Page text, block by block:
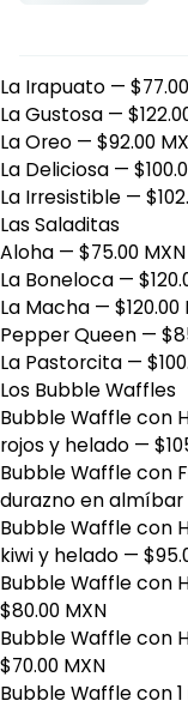
La Irapuato —
La Gustosa —
La Oreo — $92.00
La Deliciosa —
La Irresistible —
Las Saladitas
Aloha — $75.00 MXN
La Boneloca —
La Macha — $120.00
Pepper Queen —
La Pastorcita —
Los Bubble Waffles
Bubble Waffle con
rojos y helado —
Bubble Waffle con
durazno en almíbar
Bubble Waffle con
kiwi y helado —
Bubble Waffle con
$80.00 MXN
Bubble Waffle con
$70.00 MXN
Bubble Waffle con